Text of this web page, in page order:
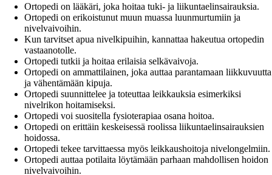
Ortopedi on lääkäri, joka hoitaa tuki- ja liikuntaelinsairauksia.
Ortopedi on erikoistunut muun muassa luunmurtumiin ja
nivelvaivoihin.
Kun tarvitset apua nivelkipuihin, kannattaa hakeutua ortopedin
vastaanotolle.
Ortopedi tutkii ja hoitaa erilaisia selkävaivoja.
Ortopedi on ammattilainen, joka auttaa parantamaan liikkuvuutta
ja vähentämään kipuja.
Ortopedi suunnittelee ja toteuttaa leikkauksia esimerkiksi
nivelrikon hoitamiseksi.
Ortopedi voi suositella fysioterapiaa osana hoitoa.
Ortopedi on erittäin keskeisessä roolissa liikuntaelinsairauksien
hoidossa.
Ortopedi tekee tarvittaessa myös leikkaushoitoja nivelongelmiin.
Ortopedi auttaa potilaita löytämään parhaan mahdollisen hoidon
nivelvaivoihin.